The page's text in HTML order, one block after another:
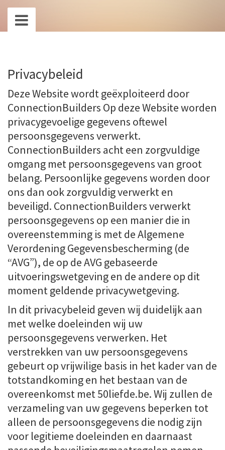
Privacybeleid
Deze Website wordt geëxploiteerd door
ConnectionBuilders Op deze Website worden
privacygevoelige gegevens oftewel
persoonsgegevens verwerkt.
ConnectionBuilders acht een zorgvuldige
omgang met persoonsgegevens van groot
belang. Persoonlijke gegevens worden door
ons dan ook zorgvuldig verwerkt en
beveiligd. ConnectionBuilders verwerkt
persoonsgegevens op een manier die in
overeenstemming is met de Algemene
Verordening Gegevensbescherming (de
“AVG”), de op de AVG gebaseerde
uitvoeringswetgeving en de andere op dit
moment geldende privacywetgeving.
In dit privacybeleid geven wij duidelijk aan
met welke doeleinden wij uw
persoonsgegevens verwerken. Het
verstrekken van uw persoonsgegevens
gebeurt op vrijwilige basis in het kader van de
totstandkoming en het bestaan van de
overeenkomst met 50liefde.be. Wij zullen de
verzameling van uw gegevens beperken tot
alleen de persoonsgegevens die nodig zijn
voor legitieme doeleinden en daarnaast